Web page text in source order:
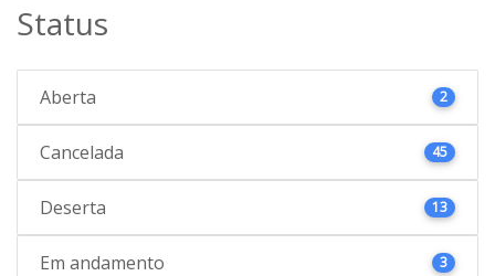
Status
Aberta 2
Cancelada 45
Deserta 13
Em andamento 3